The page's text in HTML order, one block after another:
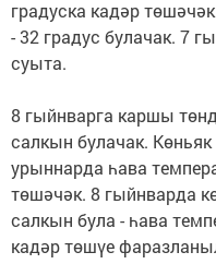
градуска кадәр
- 32 градус булачак. 7
суыта.
8 гыйнварга каршы
салкын булачак.
урыннарда һава
төшәчәк. 8 гыйнварда
салкын була - һава
кадәр төшүе